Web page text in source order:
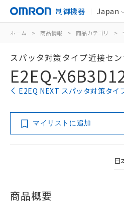
制御機器 Japan
ホーム > 商品情報 > 商品カテゴリ >
スパッタ対策タイプ近接セ
E2EQ-
E2EQ NEXT スパッタ対策タイ
マイリストに追加
日
商品概要